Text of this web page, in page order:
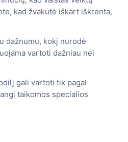
kad žvakutė iškart iškrenta,
dažnumu, kokį nurodė
vartoti dažniau nei
gali vartoti tik pagal
taikomos specialios